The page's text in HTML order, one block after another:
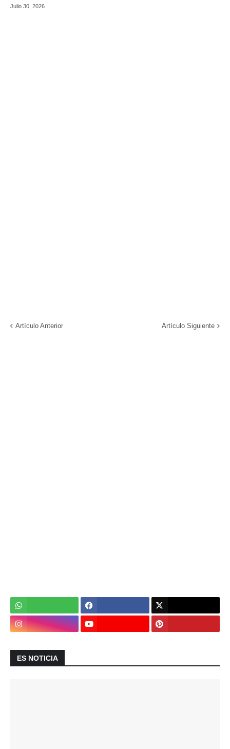
Julio 30, 2026
Artículo Anterior Artículo Siguiente
ES NOTICIA